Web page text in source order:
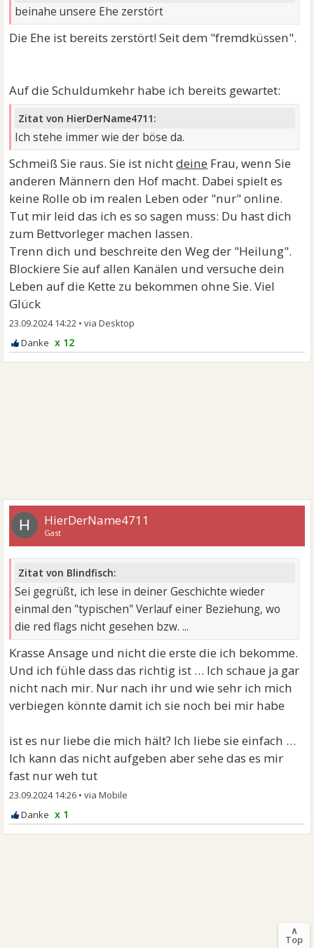
beinahe unsere Ehe zerstört
Die Ehe ist bereits zerstört! Seit dem "fremdküssen".
Auf die Schuldumkehr habe ich bereits gewartet:
Zitat von HierDerName4711:
Ich stehe immer wie der böse da.
Schmeiß Sie raus. Sie ist nichtdeine Frau, wenn Sie
anderen Männern den Hof macht. Dabei spielt es
keine Rolle ob im realen Leben oder "nur" online.
Tut mir leid das ich es so sagen muss: Du hast dich
zum Bettvorleger machen lassen.
Trenn dich und beschreite den Weg der "Heilung".
Blockiere Sie auf allen Kanälen und versuche dein
Leben auf die Kette zu bekommen ohne Sie. Viel
Glück
23.09.2024 14:22 •
x 12
H HierDerName4711
Gast
Zitat von Blindfisch:
Sei gegrüßt, ich lese in deiner Geschichte wieder
einmal den "typischen" Verlauf einer Beziehung, wo
die red flags nicht gesehen bzw. ...
Krasse Ansage und nicht die erste die ich bekomme.
Und ich fühle dass das richtig ist … Ich schaue ja gar
nicht nach mir. Nur nach ihr und wie sehr ich mich
verbiegen könnte damit ich sie noch bei mir habe
ist es nur liebe die mich hält? Ich liebe sie einfach …
Ich kann das nicht aufgeben aber sehe das es mir
fast nur weh tut
23.09.2024 14:26 •
x 1
∧
Top